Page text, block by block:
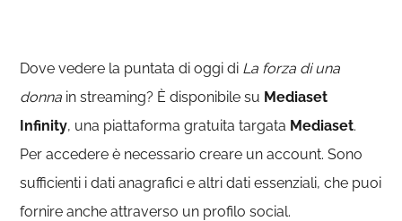
Dove vedere la puntata di oggi di La forza di una
donna in streaming? È disponibile su Mediaset
Infinity, una piattaforma gratuita targata Mediaset.
Per accedere è necessario creare un account. Sono
sufficienti i dati anagrafici e altri dati essenziali, che puoi
fornire anche attraverso un profilo social.